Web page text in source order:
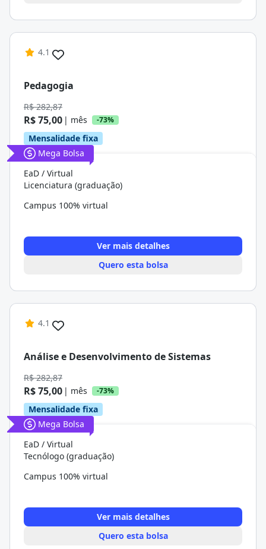
4.1
Pedagogia
R$ 282,87
R$ 75,00 | mês -73%
Mensalidade fixa
Mega Bolsa
EaD / Virtual
Licenciatura (graduação)
Campus 100% virtual
Ver mais detalhes
Quero esta bolsa
4.1
Análise e Desenvolvimento de Sistemas
R$ 282,87
R$ 75,00 | mês -73%
Mensalidade fixa
Mega Bolsa
EaD / Virtual
Tecnólogo (graduação)
Campus 100% virtual
Ver mais detalhes
Quero esta bolsa